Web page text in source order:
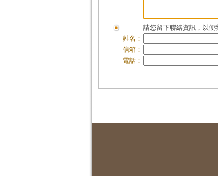
請您留下聯絡資訊，以
姓名：
信箱：
電話：